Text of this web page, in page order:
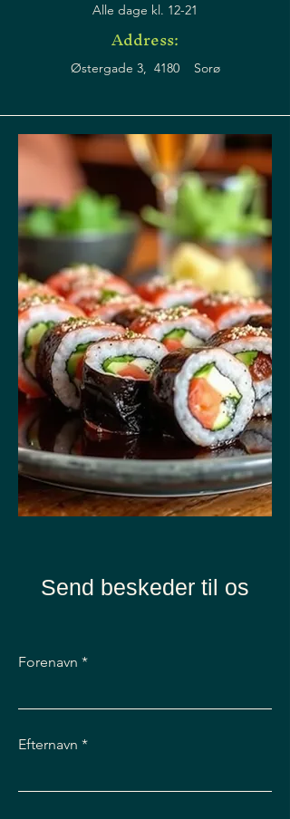
Alle dage kl. 12-21
Address:
Østergade 3, 4180 Sorø
Send beskeder til os
Forenavn
Efternavn